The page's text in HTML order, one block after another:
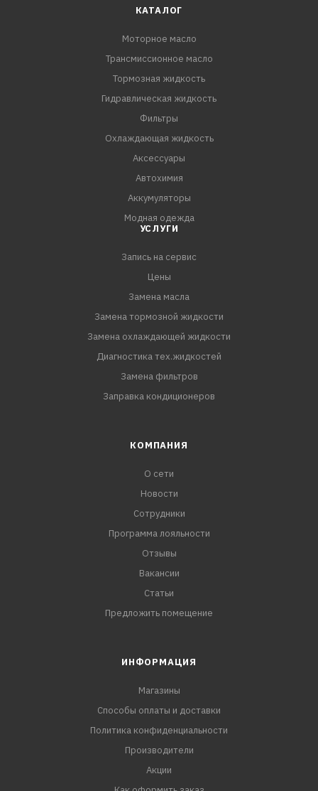
легких коммерческих автомобилях семейства VAG,
Mercedes-Benz, GM Opel.
NGN EXCELLENCE DXS 5W-30 обеспечивает надежную
защиту от износа, защищает от коррозии и окисления,
КАТАЛОГ
Моторное масло
Трансмиссионное масло
Тормозная жидкость
Гидравлическая жидкость
Фильтры
Охлаждающая жидкость
Аксессуары
Автохимия
Аккумуляторы
Модная одежда
УСЛУГИ
Запись на сервис
Цены
Замена масла
Замена тормозной жидкости
Замена охлаждающей жидкости
Диагностика тех.жидкостей
Замена фильтров
Заправка кондиционеров
КОМПАНИЯ
О сети
Новости
Сотрудники
Программа лояльности
Отзывы
Вакансии
Статьи
Предложить помещение
ИНФОРМАЦИЯ
Магазины
Способы оплаты и доставки
Политика конфиденциальности
Производители
Акции